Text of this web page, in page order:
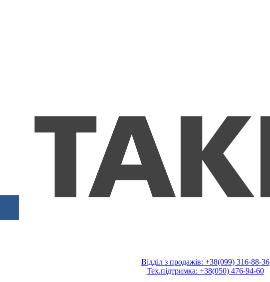
Відділ з продажів: +38(099) 316-88-36
Тех.підтримка: +38(050) 476-94-60